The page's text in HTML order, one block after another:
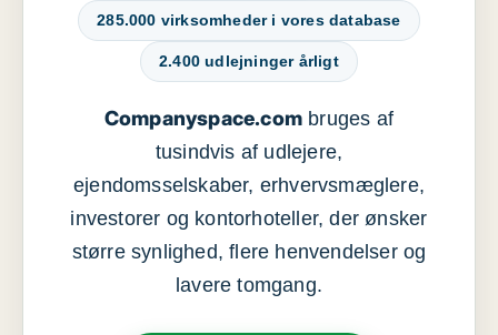
285.000 virksomheder i vores database
2.400 udlejninger årligt
Companyspace.com bruges af
tusindvis af udlejere,
ejendomsselskaber, erhvervsmæglere,
investorer og kontorhoteller, der ønsker
større synlighed, flere henvendelser og
lavere tomgang.